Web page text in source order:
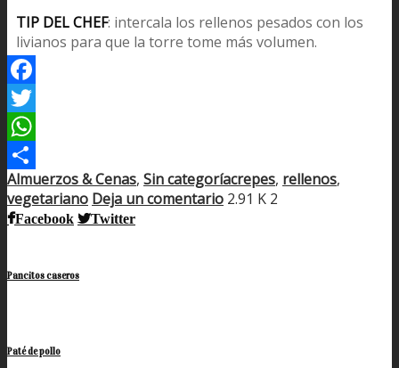
TIP DEL CHEF: intercala los rellenos pesados con los
livianos para que la torre tome más volumen.
Facebook
Twitter
WhatsApp
Compartir
Almuerzos & Cenas, Sin categoríacrepes, rellenos,
vegetariano Deja un comentario 2.91 K 2
Facebook Twitter
Pancitos caseros
Paté de pollo